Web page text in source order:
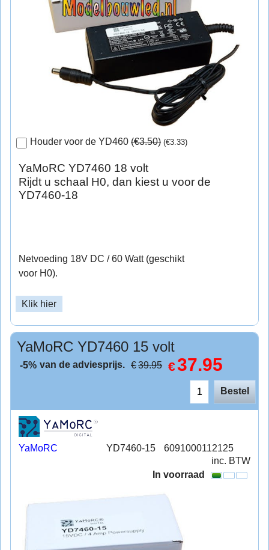
Houder voor de YD460(€3.50) (€3.33)
YaMoRC YD7460 18 volt
Rijdt u schaal H0, dan kiest u voor de
YD7460-18
Netvoeding 18V DC / 60 Watt (geschikt
voor H0).
Klik hier
YaMoRC YD7460 15 volt
-5% van de adviesprijs. €39.95 €37.95
Bestel
YaMoRC YD7460-15
6091000112125
inc. BTW
In voorraad